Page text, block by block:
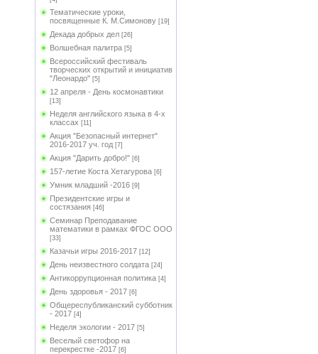
Тематические уроки,
посвященные К. М.Симонову [19]
Декада добрых дел [26]
Волшебная палитра [5]
Всероссийский фестиваль
творческих открытий и инициатив
"Леонардо" [5]
12 апреля - День космонавтики
[13]
Неделя английского языка в 4-х
классах [11]
Акция "Безопасный интернет"
2016-2017 уч. год [7]
Акция "Дарить добро!" [6]
157-летие Коста Хетагурова [6]
Умник младший -2016 [9]
Президентские игры и
состязания [46]
Семинар Преподавание
математики в рамках ФГОС ООО
[33]
Казачьи игры 2016-2017 [12]
День неизвестного солдата [24]
Антикоррупционная политика [4]
День здоровья - 2017 [6]
Общереспубликанский субботник
- 2017 [4]
Неделя экологии - 2017 [5]
Веселый светофор на
перекрестке -2017 [6]